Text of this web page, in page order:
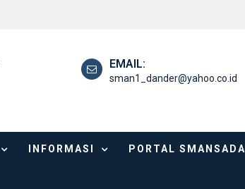
EMAIL:
sman1_dander@yahoo.co.id
INFORMASI PORTAL SMANSADA